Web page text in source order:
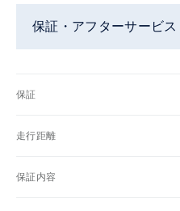
保証・アフターサービス
保証
走行距離
保証内容